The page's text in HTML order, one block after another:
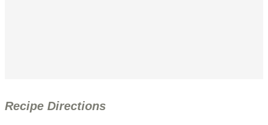
Recipe Directions